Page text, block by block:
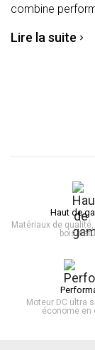
combine
Lire la suite
Haut de
Matériaux de
bois
Moteur DC ultra
économe en